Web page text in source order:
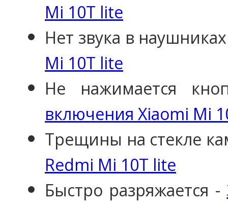
Mi 10T lite
Нет звука в
Mi 10T lite
Не нажимается
включения Xiaomi Mi
Трещины на стекле
Redmi Mi 10T lite
Быстро разряжается -